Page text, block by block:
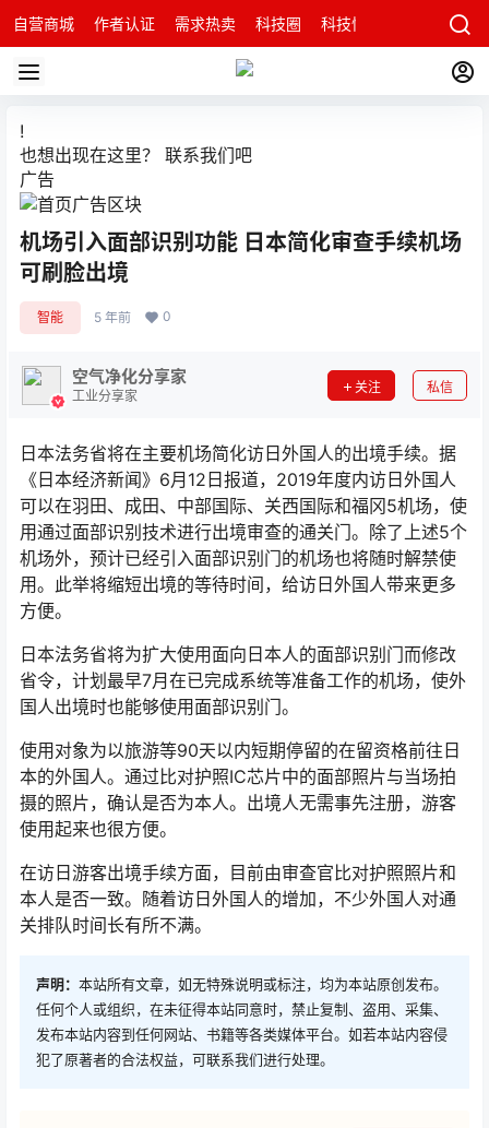
自营商城 作者认证 需求热卖 科技圈 科技快讯 智能科技问
!
也想出现在这里？ 联系我们吧
广告
机场引入面部识别功能 日本简化审查手续机场
可刷脸出境
智能 5 年前 0
空气净化分享家
工业分享家
关注 私信
日本法务省将在主要机场简化访日外国人的出境手续。据
《日本经济新闻》6月12日报道，2019年度内访日外国人
可以在羽田、成田、中部国际、关西国际和福冈5机场，使
用通过面部识别技术进行出境审查的通关门。除了上述5个
机场外，预计已经引入面部识别门的机场也将随时解禁使
用。此举将缩短出境的等待时间，给访日外国人带来更多
方便。
日本法务省将为扩大使用面向日本人的面部识别门而修改
省令，计划最早7月在已完成系统等准备工作的机场，使外
国人出境时也能够使用面部识别门。
使用对象为以旅游等90天以内短期停留的在留资格前往日
本的外国人。通过比对护照IC芯片中的面部照片与当场拍
摄的照片，确认是否为本人。出境人无需事先注册，游客
使用起来也很方便。
在访日游客出境手续方面，目前由审查官比对护照照片和
本人是否一致。随着访日外国人的增加，不少外国人对通
关排队时间长有所不满。
声明： 本站所有文章，如无特殊说明或标注，均为本站原创发布。
任何个人或组织，在未征得本站同意时，禁止复制、盗用、采集、
发布本站内容到任何网站、书籍等各类媒体平台。如若本站内容侵
犯了原著者的合法权益，可联系我们进行处理。